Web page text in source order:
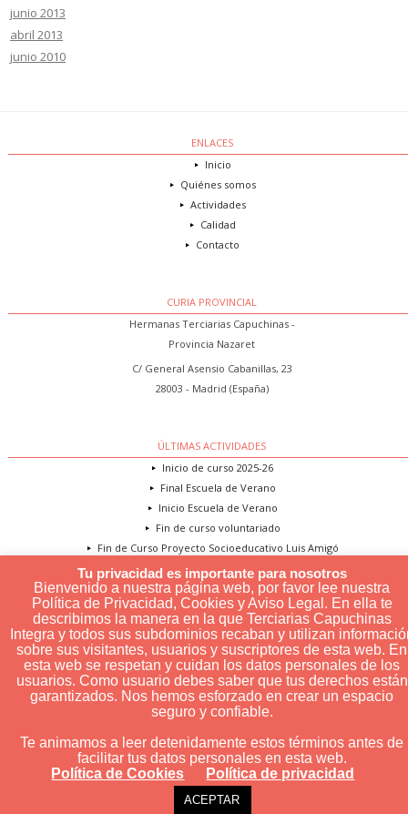
junio 2013
abril 2013
junio 2010
ENLACES
Inicio
Quiénes somos
Actividades
Calidad
Contacto
CURIA PROVINCIAL
Hermanas Terciarias Capuchinas -
Provincia Nazaret
C/ General Asensio Cabanillas, 23
28003 - Madrid (España)
ÚLTIMAS ACTIVIDADES
Inicio de curso 2025-26
Final Escuela de Verano
Inicio Escuela de Verano
Fin de curso voluntariado
Fin de Curso Proyecto Socioeducativo Luis Amigó
PRIVACIDAD Y COOKIES
Aviso legal
Política de Cookies
Powered byTrígono Comunicación
Tu privacidad es importante para nosotros
Bienvenido a nuestra página web, por favor lee nuestra
Política de Privacidad, Cookies y Aviso Legal. En ella te
describimos la manera en la que Terciarias Capuchinas
Integra y todos sus subdominios recaban y utilizan
sobre sus visitantes, usuarios y suscriptores de esta web. En
esta web se respetan y cuidan los datos personales de los
usuarios. Como usuario debes saber que tus derechos están
garantizados. Nos hemos esforzado en crear un espacio
seguro y confiable.
Te animamos a leer detenidamente estos términos antes de
facilitar tus datos personales en esta web.
Política de Cookies
Política de privacidad
ACEPTAR